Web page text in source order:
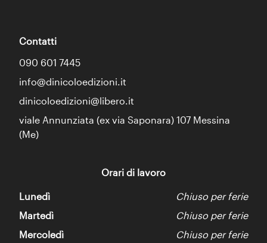
Contatti
090 601 7445
info@dinicoloedizioni.it
dinicoloedizioni@libero.it
viale Annunziata (ex via Saponara) 107 Messina
(Me)
Orari di lavoro
Lunedì
Chiuso per ferie
Martedì
Chiuso per ferie
Mercoledì
Chiuso per ferie